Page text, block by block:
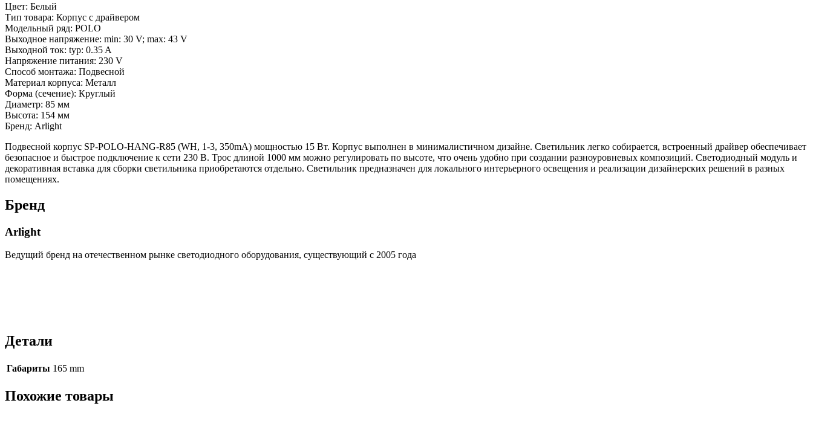
Цвет: Белый
Тип товара: Корпус с драйвером
Модельный ряд: POLO
Выходное напряжение: min: 30 V; max: 43 V
Выходной ток: typ: 0.35 A
Напряжение питания: 230 V
Способ монтажа: Подвесной
Материал корпуса: Металл
Форма (сечение): Круглый
Диаметр: 85 мм
Высота: 154 мм
Бренд: Arlight
Подвесной корпус SP-POLO-HANG-R85 (WH, 1-3, 350mA) мощностью 15 Вт. Корпус выполнен в минималистичном дизайне. Светильник легко собирается, встроенный драйвер обеспечивает
безопасное и быстрое подключение к сети 230 В. Трос длиной 1000 мм можно регулировать по высоте, что очень удобно при создании разноуровневых композиций. Светодиодный модуль и
декоративная вставка для сборки светильника приобретаются отдельно. Светильник предназначен для локального интерьерного освещения и реализации дизайнерских решений в разных
помещениях.
Бренд
Arlight
Ведущий бренд на отечественном рынке светодиодного оборудования, существующий с 2005 года
Детали
Габариты 165 mm
Похожие товары